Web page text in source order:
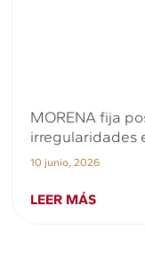
MORENA fija
irregularidades
10 junio, 2026
LEER MÁS